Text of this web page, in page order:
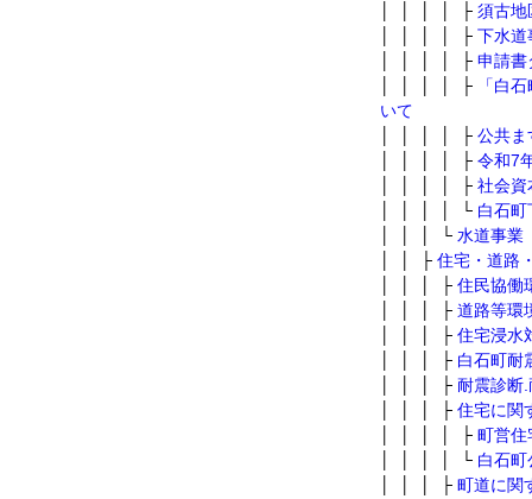
│ │ │ │ ├ 須古地
│ │ │ │ ├ 下水道
│ │ │ │ ├ 申請書
│ │ │ │ ├
「白
いて
│ │ │ │ ├ 公共ま
│ │ │ │ ├ 令和7
│ │ │ │ ├ 社会資
│ │ │ │ └ 白石
│ │ │ └ 水道事業
│ │ ├ 住宅・道路
│ │ │ ├ 住民協働
│ │ │ ├ 道路等環
│ │ │ ├ 住宅浸水
│ │ │ ├ 白石町耐
│ │ │ ├ 耐震診断
│ │ │ ├ 住宅に関
│ │ │ │ ├ 町営住
│ │ │ │ └ 白石
│ │ │ ├ 町道に関